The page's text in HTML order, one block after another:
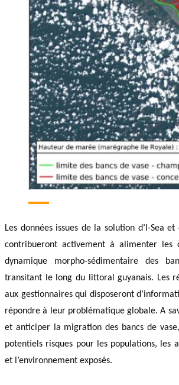
Les données issues de la solution d’I-Sea
contribueront activement à alimenter les
dynamique morpho-sédimentaire des
transitant le long du littoral guyanais. Les
aux gestionnaires qui disposeront
répondre à leur problématique globale. A
et anticiper la migration des bancs de
potentiels risques pour les populations, les
et l’environnement exposés.